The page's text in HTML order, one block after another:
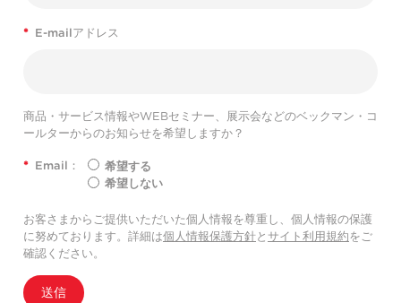
* E-mailアドレス
商品・サービス情報やWEBセミナー、展示会などのベックマン・コ
ールターからのお知らせを希望しますか？
* Email：
希望する
希望しない
お客さまからご提供いただいた個人情報を尊重し、個人情報の保護
に努めております。詳細は個人情報保護方針と サイト利用規約をご
確認ください。
送信